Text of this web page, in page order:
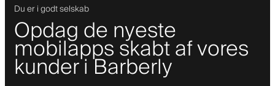
Du er i godt selskab
Opdag de nyeste
mobilapps skabt af vores
kunder i Barberly